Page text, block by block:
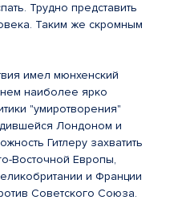
Трудно представить
Таким же скромным
имел мюнхенский
наиболее ярко
"умиротворения"
Лондоном и
Гитлеру захватить
Восточной Европы,
и Франции
Советского Союза.